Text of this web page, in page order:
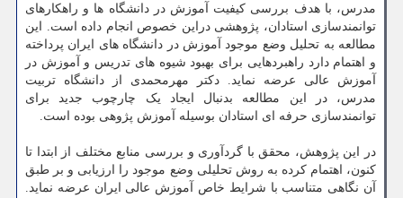
مدرس، با هدف بررسی کیفیت آموزش در دانشگاه ها و راهکارهای
توانمندسازی استادان، پژوهشی دراین خصوص انجام داده است. این
مطالعه به تحلیل وضع موجود آموزش در دانشگاه های ایران پرداخته
و اهتمام دارد راهبردهایی برای بهبود شیوه های تدریس و آموزش در
آموزش عالی عرضه نماید. دکتر مهرمحمدی از دانشگاه تربیت
مدرس، در این مطالعه بدنبال ایجاد یک چارچوب جدید برای
توانمندسازی حرفه ای استادان بوسیله آموزش پژوهی بوده است.
در این پژوهش، محقق با گردآوری و بررسی منابع مختلف از ابتدا تا
کنون، اهتمام کرده به روش تحلیلی وضع موجود را ارزیابی و بر طبق
آن نگاهی متناسب با شرایط خاص آموزش عالی ایران عرضه نماید.